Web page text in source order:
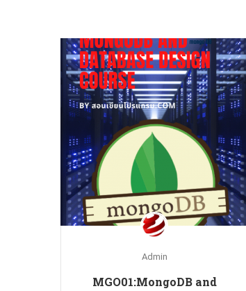
Admin
MGO01:MongoDB and